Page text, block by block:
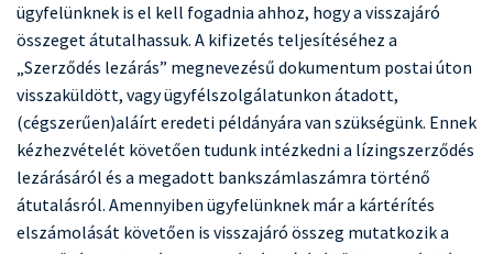
ügyfelünknek is el kell fogadnia ahhoz, hogy a visszajáró
összeget átutalhassuk. A kifizetés teljesítéséhez a
„Szerződés lezárás” megnevezésű dokumentum postai úton
visszaküldött, vagy ügyfélszolgálatunkon átadott,
(cégszerűen)aláírt eredeti példányára van szükségünk. Ennek
kézhezvételét követően tudunk intézkedni a lízingszerződés
lezárásáról és a megadott bankszámlaszámra történő
átutalásról. Amennyiben ügyfelünknek már a kártérítés
elszámolását követően is visszajáró összeg mutatkozik a